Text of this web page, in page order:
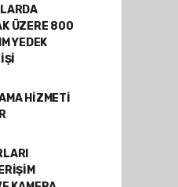
ÜZERE 800
YEDEK
HİZMETİ